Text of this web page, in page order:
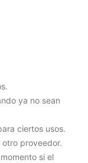
ya no sean
ciertos usos.
proveedor.
si el